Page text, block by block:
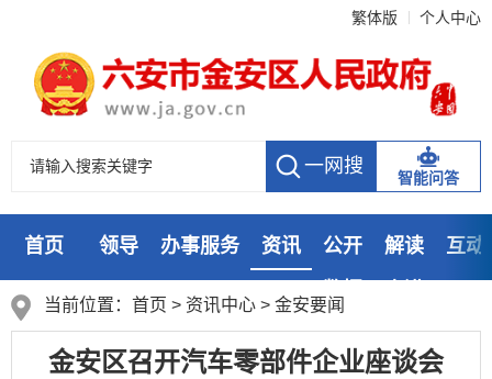
繁体版 个人中心
智能问答
首页 领导 办事服务 资讯 公开 解读
互动
当前位置： 首页 > 资讯中心 > 金安要闻
金安区召开汽车零部件企业座谈会